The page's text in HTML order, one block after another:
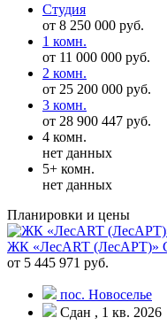
Студия
от 8 250 000 руб.
1 комн.
от 11 000 000 руб.
2 комн.
от 25 200 000 руб.
3 комн.
от 28 900 447 руб.
4 комн.
нет данных
5+ комн.
нет данных
Планировки и цены
ЖК «ЛесART (ЛесАРТ)»
от 5 445 971 руб.
пос. Новоселье
Сдан , 1 кв. 2026